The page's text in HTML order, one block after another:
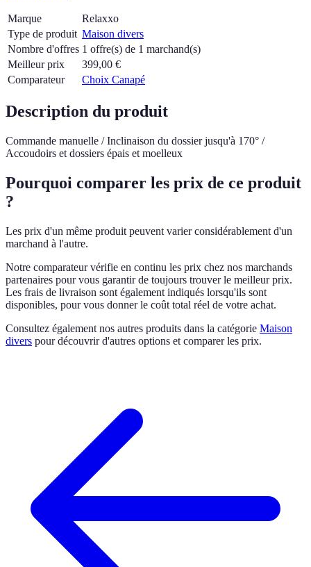
Marque
Relaxxo
Type de produit Maison divers
Nombre d'offres 1 offre(s) de 1 marchand(s)
Meilleur prix
399,00 €
Comparateur
Choix Canapé
Description du produit
Commande manuelle / Inclinaison du dossier jusqu'à 170° /
Accoudoirs et dossiers épais et moelleux
Pourquoi comparer les prix de ce produit
?
Les prix d'un même produit peuvent varier considérablement d'un
marchand à l'autre.
Notre comparateur vérifie en continu les prix chez nos marchands
partenaires pour vous garantir de toujours trouver le meilleur prix.
Les frais de livraison sont également indiqués lorsqu'ils sont
disponibles, pour vous donner le coût total réel de votre achat.
Consultez également nos autres produits dans la catégorie Maison
divers pour découvrir d'autres options et comparer les prix.